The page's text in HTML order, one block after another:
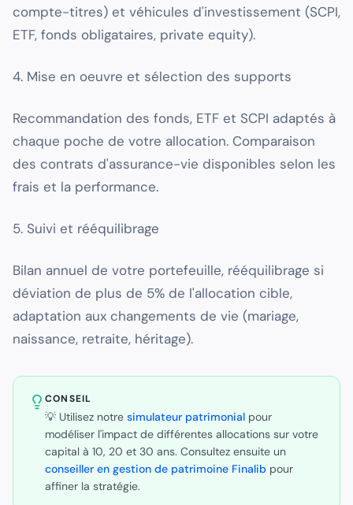
compte-titres) et véhicules d'investissement (SCPI,
ETF, fonds obligataires, private equity).
4. Mise en oeuvre et sélection des supports
Recommandation des fonds, ETF et SCPI adaptés à
chaque poche de votre allocation. Comparaison
des contrats d'assurance-vie disponibles selon les
frais et la performance.
5. Suivi et rééquilibrage
Bilan annuel de votre portefeuille, rééquilibrage si
déviation de plus de 5% de l'allocation cible,
adaptation aux changements de vie (mariage,
naissance, retraite, héritage).
CONSEIL
💡 Utilisez notre simulateur patrimonial pour
modéliser l'impact de différentes allocations sur votre
capital à 10, 20 et 30 ans. Consultez ensuite un
conseiller en gestion de patrimoine Finalib pour
affiner la stratégie.